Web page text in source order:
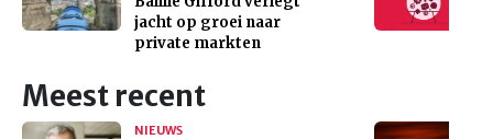
jacht op groei naar
private markten
Meest recent
NIEUWS